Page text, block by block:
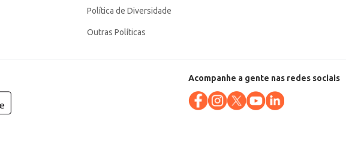
Política de Diversidade
Outras Políticas
Acompanhe a gente nas redes sociais